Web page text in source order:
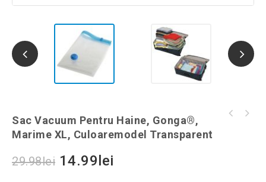
Sac Vacuum Pentru Haine, Gonga®,
Marime XL, Culoaremodel Transparent
29.98lei 14.99lei